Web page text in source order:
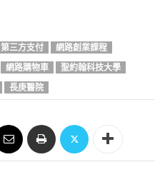
第三方支付
網路創業課程
網路購物車
聖約翰科技大學
長庚醫院